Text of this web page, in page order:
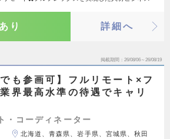
り 詳細へ
掲載期間 26/08/06～26/08/19
も参画可】フルリモート×フ
界最高水準の待遇でキャリ
・コーディネーター
北海道、青森県、岩手県、宮城県、秋田